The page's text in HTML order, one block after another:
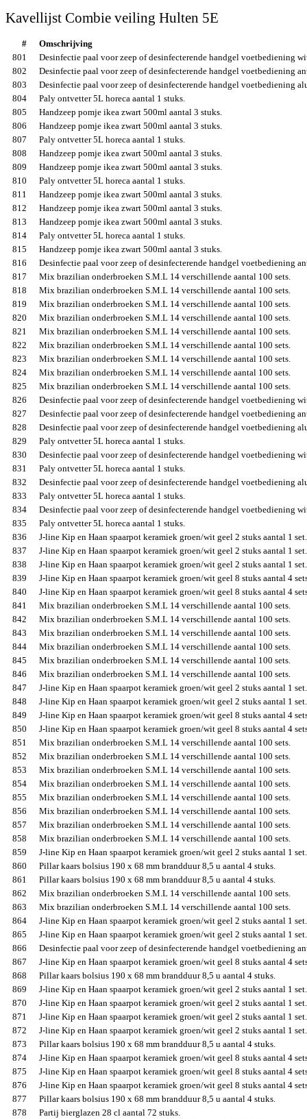
Kavellijst Combie veiling Hulten 5E
#
Omschrijving
801
Desinfectie paal voor zeep of desinfecterende handgel voetbediening
802
Desinfectie paal voor zeep of desinfecterende handgel voetbediening
803
Desinfectie paal voor zeep of desinfecterende handgel voetbediening
804
Paly ontvetter 5L horeca aantal 1 stuks.
805
Handzeep pomje ikea zwart 500ml aantal 3 stuks.
806
Handzeep pomje ikea zwart 500ml aantal 3 stuks.
807
Paly ontvetter 5L horeca aantal 1 stuks.
808
Handzeep pomje ikea zwart 500ml aantal 3 stuks.
809
Handzeep pomje ikea zwart 500ml aantal 3 stuks.
810
Paly ontvetter 5L horeca aantal 1 stuks.
811
Handzeep pomje ikea zwart 500ml aantal 3 stuks.
812
Handzeep pomje ikea zwart 500ml aantal 3 stuks.
813
Handzeep pomje ikea zwart 500ml aantal 3 stuks.
814
Paly ontvetter 5L horeca aantal 1 stuks.
815
Handzeep pomje ikea zwart 500ml aantal 3 stuks.
816
Desinfectie paal voor zeep of desinfecterende handgel voetbediening
817
Mix brazilian onderbroeken S.M.L 14 verschillende aantal 100 sets.
818
Mix brazilian onderbroeken S.M.L 14 verschillende aantal 100 sets.
819
Mix brazilian onderbroeken S.M.L 14 verschillende aantal 100 sets.
820
Mix brazilian onderbroeken S.M.L 14 verschillende aantal 100 sets.
821
Mix brazilian onderbroeken S.M.L 14 verschillende aantal 100 sets.
822
Mix brazilian onderbroeken S.M.L 14 verschillende aantal 100 sets.
823
Mix brazilian onderbroeken S.M.L 14 verschillende aantal 100 sets.
824
Mix brazilian onderbroeken S.M.L 14 verschillende aantal 100 sets.
825
Mix brazilian onderbroeken S.M.L 14 verschillende aantal 100 sets.
826
Desinfectie paal voor zeep of desinfecterende handgel voetbediening
827
Desinfectie paal voor zeep of desinfecterende handgel voetbediening
828
Desinfectie paal voor zeep of desinfecterende handgel voetbediening
829
Paly ontvetter 5L horeca aantal 1 stuks.
830
Desinfectie paal voor zeep of desinfecterende handgel voetbediening
831
Paly ontvetter 5L horeca aantal 1 stuks.
832
Desinfectie paal voor zeep of desinfecterende handgel voetbediening
833
Paly ontvetter 5L horeca aantal 1 stuks.
834
Desinfectie paal voor zeep of desinfecterende handgel voetbediening
835
Paly ontvetter 5L horeca aantal 1 stuks.
836
J-line Kip en Haan spaarpot keramiek groen/wit geel 2 stuks aantal 1 set.
837
J-line Kip en Haan spaarpot keramiek groen/wit geel 2 stuks aantal 1 set.
838
J-line Kip en Haan spaarpot keramiek groen/wit geel 2 stuks aantal 1 set.
839
J-line Kip en Haan spaarpot keramiek groen/wit geel 8 stuks aantal 4
840
J-line Kip en Haan spaarpot keramiek groen/wit geel 8 stuks aantal 4
841
Mix brazilian onderbroeken S.M.L 14 verschillende aantal 100 sets.
842
Mix brazilian onderbroeken S.M.L 14 verschillende aantal 100 sets.
843
Mix brazilian onderbroeken S.M.L 14 verschillende aantal 100 sets.
844
Mix brazilian onderbroeken S.M.L 14 verschillende aantal 100 sets.
845
Mix brazilian onderbroeken S.M.L 14 verschillende aantal 100 sets.
846
Mix brazilian onderbroeken S.M.L 14 verschillende aantal 100 sets.
847
J-line Kip en Haan spaarpot keramiek groen/wit geel 2 stuks aantal 1 set.
848
J-line Kip en Haan spaarpot keramiek groen/wit geel 2 stuks aantal 1 set.
849
J-line Kip en Haan spaarpot keramiek groen/wit geel 8 stuks aantal 4
850
J-line Kip en Haan spaarpot keramiek groen/wit geel 8 stuks aantal 4
851
Mix brazilian onderbroeken S.M.L 14 verschillende aantal 100 sets.
852
Mix brazilian onderbroeken S.M.L 14 verschillende aantal 100 sets.
853
Mix brazilian onderbroeken S.M.L 14 verschillende aantal 100 sets.
854
Mix brazilian onderbroeken S.M.L 14 verschillende aantal 100 sets.
855
Mix brazilian onderbroeken S.M.L 14 verschillende aantal 100 sets.
856
Mix brazilian onderbroeken S.M.L 14 verschillende aantal 100 sets.
857
Mix brazilian onderbroeken S.M.L 14 verschillende aantal 100 sets.
858
Mix brazilian onderbroeken S.M.L 14 verschillende aantal 100 sets.
859
J-line Kip en Haan spaarpot keramiek groen/wit geel 2 stuks aantal 1 set.
860
Pillar kaars bolsius 190 x 68 mm brandduur 8,5 u aantal 4 stuks.
861
Pillar kaars bolsius 190 x 68 mm brandduur 8,5 u aantal 4 stuks.
862
Mix brazilian onderbroeken S.M.L 14 verschillende aantal 100 sets.
863
Mix brazilian onderbroeken S.M.L 14 verschillende aantal 100 sets.
864
J-line Kip en Haan spaarpot keramiek groen/wit geel 2 stuks aantal 1 set.
865
J-line Kip en Haan spaarpot keramiek groen/wit geel 2 stuks aantal 1 set.
866
Desinfectie paal voor zeep of desinfecterende handgel voetbediening
867
J-line Kip en Haan spaarpot keramiek groen/wit geel 8 stuks aantal 4
868
Pillar kaars bolsius 190 x 68 mm brandduur 8,5 u aantal 4 stuks.
869
J-line Kip en Haan spaarpot keramiek groen/wit geel 2 stuks aantal 1 set.
870
J-line Kip en Haan spaarpot keramiek groen/wit geel 2 stuks aantal 1 set.
871
J-line Kip en Haan spaarpot keramiek groen/wit geel 2 stuks aantal 1 set.
872
J-line Kip en Haan spaarpot keramiek groen/wit geel 2 stuks aantal 1 set.
873
Pillar kaars bolsius 190 x 68 mm brandduur 8,5 u aantal 4 stuks.
874
J-line Kip en Haan spaarpot keramiek groen/wit geel 8 stuks aantal 4
875
J-line Kip en Haan spaarpot keramiek groen/wit geel 8 stuks aantal 4
876
J-line Kip en Haan spaarpot keramiek groen/wit geel 8 stuks aantal 4
877
Pillar kaars bolsius 190 x 68 mm brandduur 8,5 u aantal 4 stuks.
878
Partij bierglazen 28 cl aantal 72 stuks.